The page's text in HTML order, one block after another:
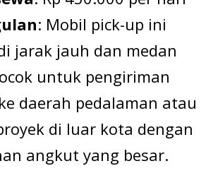
: Mobil pick-up ini
jarak jauh dan medan
untuk pengiriman
daerah pedalaman atau
di luar kota dengan
angkut yang besar.